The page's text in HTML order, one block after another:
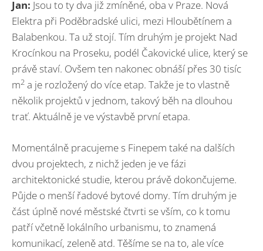
Jan: Jsou to ty dva již zmíněné, oba v Praze. Nová
Elektra při Poděbradské ulici, mezi Hloubětínem a
Balabenkou. Ta už stojí. Tím druhým je projekt Nad
Krocínkou na Proseku, podél Čakovické ulice, který se
právě staví. Ovšem ten nakonec obnáší přes 30 tisíc
m2 a je rozložený do více etap. Takže je to vlastně
několik projektů v jednom, takový běh na dlouhou
trať. Aktuálně je ve výstavbě první etapa.
Momentálně pracujeme s Finepem také na dalších
dvou projektech, z nichž jeden je ve fázi
architektonické studie, kterou právě dokončujeme.
Půjde o menší řadové bytové domy. Tím druhým je
část úplně nové městské čtvrti se vším, co k tomu
patří včetně lokálního urbanismu, to znamená
komunikací, zeleně atd. Těšíme se na to, ale více